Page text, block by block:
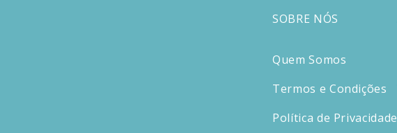
SOBRE NÓS
Quem Somos
Termos e Condições
Política de Privacidade